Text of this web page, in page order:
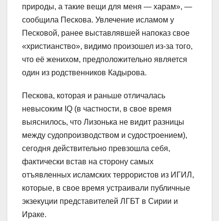
природы, а такие вещи для меня — харам», —
сообщила Пескова. Увлечение исламом у
Песковой, ранее выставлявшей напоказ свое
«христианство», видимо произошел из-за того,
что её женихом, предположительно является
один из родственников Кадырова.
Пескова, которая и раньше отличалась
невысоким IQ (в частности, в свое время
выяснилось, что Лизонька не видит разницы
между судопроизводством и судостроением),
сегодня действительно превзошла себя,
фактически встав на сторону самых
отъявленных исламских террористов из ИГИЛ,
которые, в свое время устраивали публичные
экзекуции представителей ЛГБТ в Сирии и
Ираке.